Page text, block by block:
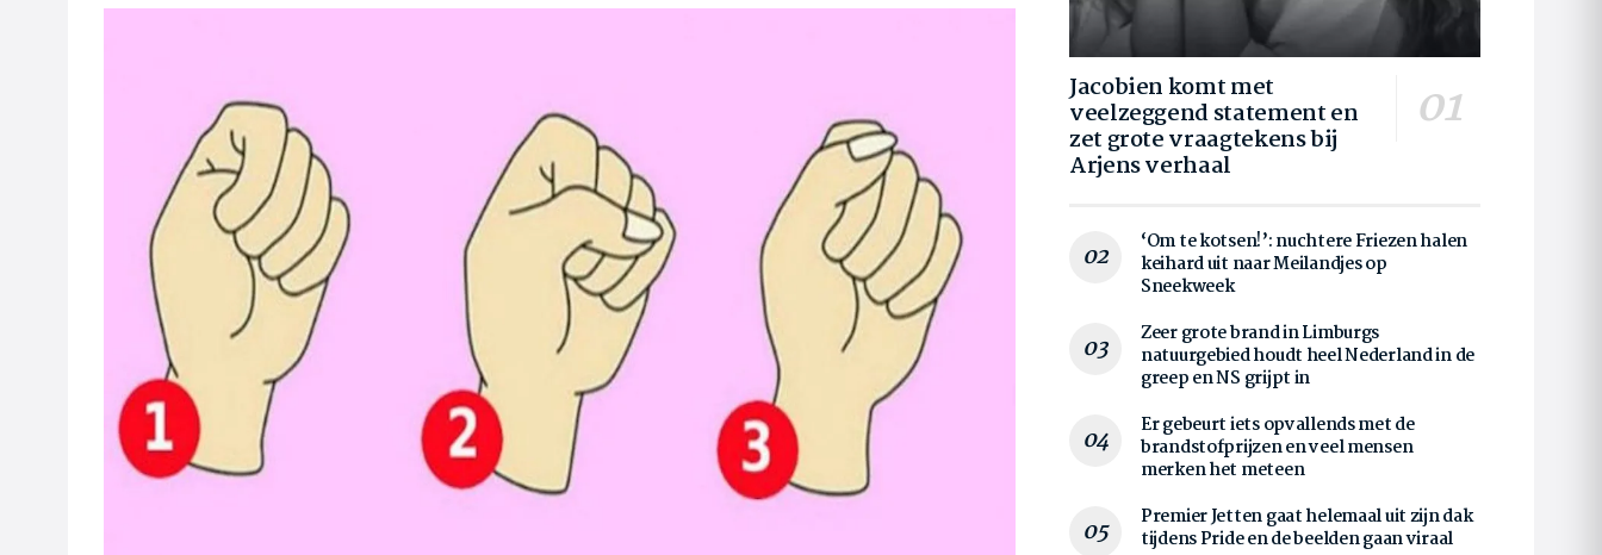
Jacobien komt met
veelzeggend statement en
zet grote vraagtekens bij
Arjens verhaal
‘Om te kotsen!’: nuchtere Friezen halen
keihard uit naar Meilandjes op
Sneekweek
Zeer grote brand in Limburgs
natuurgebied houdt heel Nederland in de
greep en NS grijpt in
Er gebeurt iets opvallends met de
brandstofprijzen en veel mensen
merken het meteen
Premier Jetten gaat helemaal uit zijn dak
tijdens Pride en de beelden gaan viraal